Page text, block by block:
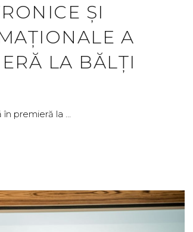
ȘI
A
LA BĂLȚI
în premieră la